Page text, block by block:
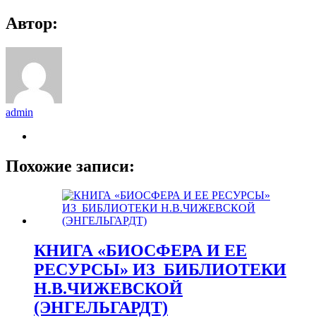
Автор:
admin
Похожие записи:
КНИГА «БИОСФЕРА И ЕЕ
РЕСУРСЫ» ИЗ_БИБЛИОТЕКИ
Н.В.ЧИЖЕВСКОЙ
(ЭНГЕЛЬГАРДТ)